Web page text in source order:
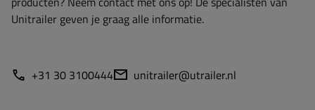
Unitrailer geven je graag alle informatie.
+31 30 3100444 unitrailer@utrailer.nl